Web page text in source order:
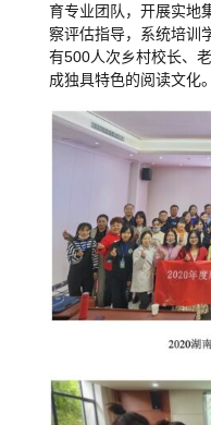
育专业团队，开展实地
察评估指导，系统培训
有500人次乡村校长、
成独具特色的阅读文化。